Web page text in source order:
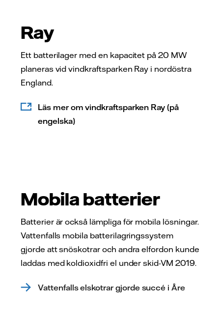
Ray
Ett batterilager med en kapacitet på 20 MW
planeras vid vindkraftsparken Ray i nordöstra
England.
Läs mer om vindkraftsparken Ray (på
engelska)
Mobila batterier
Batterier är också lämpliga för mobila lösningar.
Vattenfalls mobila batterilagringssystem
gjorde att snöskotrar och andra elfordon kunde
laddas med koldioxidfri el under skid-VM 2019.
Vattenfalls elskotrar gjorde succé i Åre